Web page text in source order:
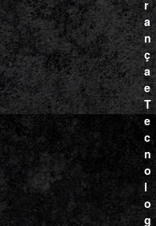
r
a
n
ç
a
e
T
e
c
n
o
l
o
g